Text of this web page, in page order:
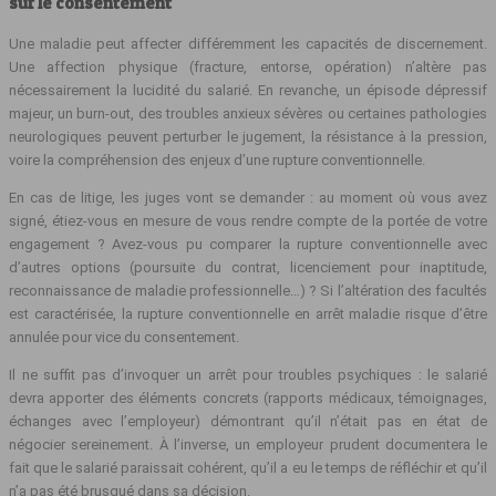
Une maladie peut affecter différemment les capacités de discernement.
Une affection physique (fracture, entorse, opération) n’altère pas
nécessairement la lucidité du salarié. En revanche, un épisode dépressif
majeur, un burn-out, des troubles anxieux sévères ou certaines pathologies
neurologiques peuvent perturber le jugement, la résistance à la pression,
voire la compréhension des enjeux d’une rupture conventionnelle.
En cas de litige, les juges vont se demander : au moment où vous avez
signé, étiez‑vous en mesure de vous rendre compte de la portée de votre
engagement ? Avez-vous pu comparer la rupture conventionnelle avec
d’autres options (poursuite du contrat, licenciement pour inaptitude,
reconnaissance de maladie professionnelle…) ? Si l’altération des facultés
est caractérisée, la rupture conventionnelle en arrêt maladie risque d’être
annulée pour vice du consentement.
Il ne suffit pas d’invoquer un arrêt pour troubles psychiques : le salarié
devra apporter des éléments concrets (rapports médicaux, témoignages,
échanges avec l’employeur) démontrant qu’il n’était pas en état de
négocier sereinement. À l’inverse, un employeur prudent documentera le
fait que le salarié paraissait cohérent, qu’il a eu le temps de réfléchir et qu’il
n’a pas été brusqué dans sa décision.